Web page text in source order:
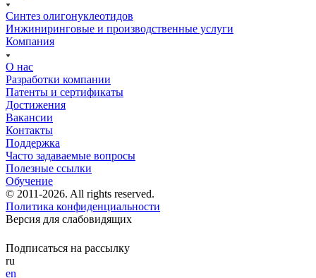
Синтез олигонуклеотидов
Инжиниринговые и производственные услуги
Компания
О нас
Разработки компании
Патенты и сертификаты
Достижения
Вакансии
Контакты
Поддержка
Часто задаваемые вопросы
Полезные ссылки
Обучение
© 2011-2026. All rights reserved.
Политика конфиденциальности
Версия для слабовидящих
Подписаться на рассылку
ru
en